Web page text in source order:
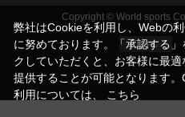
Copyright © World sports
弊社はCookieを利用し、Webの
に努めております。「承認する」
クしていただくと、お客様に最適
提供することが可能となります。
利用については、 こちら